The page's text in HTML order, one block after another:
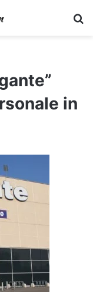
in